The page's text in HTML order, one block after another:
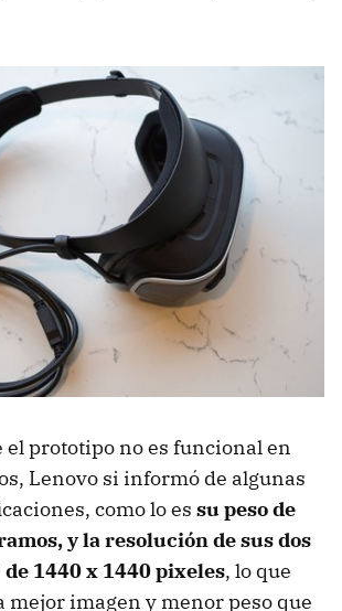
el prototipo no es funcional en
Lenovo si informó de algunas
como lo es su peso de
y la resolución de sus dos
de 1440 x 1440 pixeles, lo que
mejor imagen y menor peso que